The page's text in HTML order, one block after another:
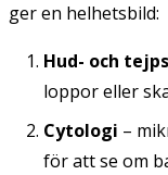
ger en helhetsbild:
Hud- och
loppor eller
Cytologi –
för att se om